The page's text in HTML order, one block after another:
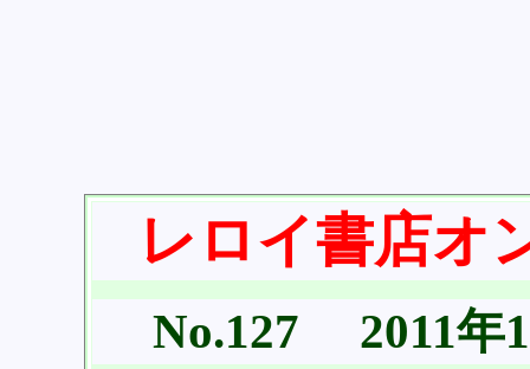
レ ロイ書店オ
No.127 2011年